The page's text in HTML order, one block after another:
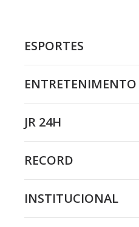
ESPORTES
ENTRETENIMENTO
JR 24H
RECORD
INSTITUCIONAL